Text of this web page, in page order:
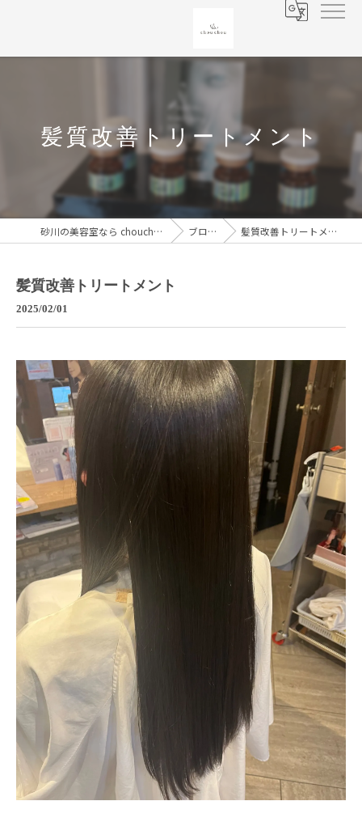
髪質改善トリートメント
砂川の美容室なら chouchou ブログ 髪質改善トリートメント
髪質改善トリートメント
2025/02/01